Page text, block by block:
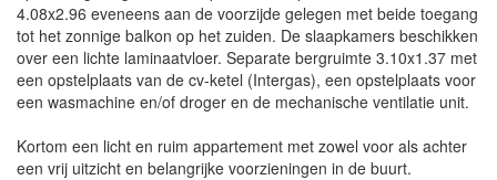
4.08x2.96 eveneens aan de voorzijde gelegen met beide toegang
tot het zonnige balkon op het zuiden. De slaapkamers beschikken
over een lichte laminaatvloer. Separate bergruimte 3.10x1.37 met
een opstelplaats van de cv-ketel (Intergas), een opstelplaats voor
een wasmachine en/of droger en de mechanische ventilatie unit.
Kortom een licht en ruim appartement met zowel voor als achter
een vrij uitzicht en belangrijke voorzieningen in de buurt.